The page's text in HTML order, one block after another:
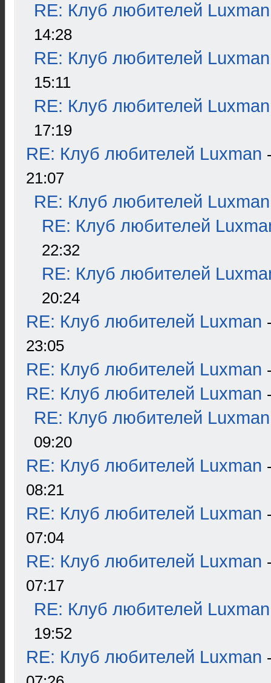
RE: Клуб любителей Luxman
14:28
RE: Клуб любителей Luxman
15:11
RE: Клуб любителей Luxman
17:19
RE: Клуб любителей Luxman
21:07
RE: Клуб любителей Luxman
RE: Клуб любителей
22:32
RE: Клуб любителей
20:24
RE: Клуб любителей Luxman
23:05
RE: Клуб любителей Luxman
RE: Клуб любителей Luxman
RE: Клуб любителей Luxman
09:20
RE: Клуб любителей Luxman
08:21
RE: Клуб любителей Luxman
07:04
RE: Клуб любителей Luxman
07:17
RE: Клуб любителей Luxman
19:52
RE: Клуб любителей Luxman